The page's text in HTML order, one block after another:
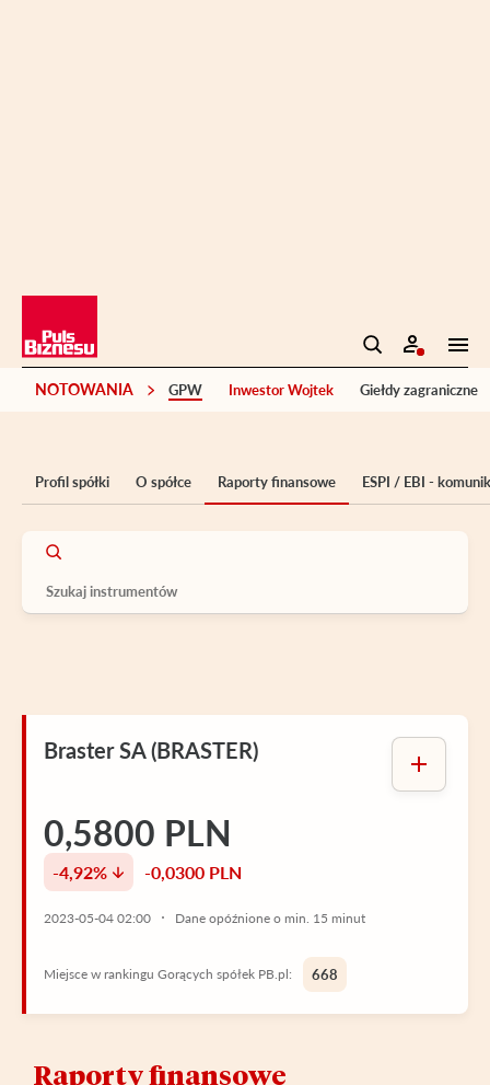
NOTOWANIA GPW Inwestor Wojtek Giełdy zagraniczne
Profil spółki O spółce Raporty finansowe ESPI / EBI -
Braster SA (BRASTER)
0,5800 PLN
-4,92% -0,0300 PLN
2023-05-04 02:00 Dane opóźnione o min. 15 minut
Miejsce w rankingu Gorących spółek PB.pl: 668
Raporty finansowe